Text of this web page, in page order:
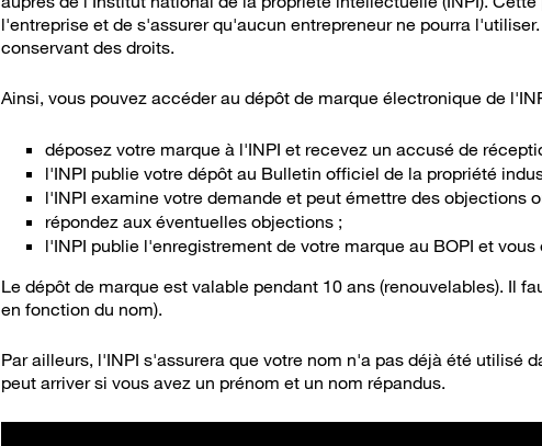
l'entreprise et de s'assurer qu'aucun entrepreneur ne pourra
conservant des droits.
Ainsi, vous pouvez accéder au dépôt de marque électronique de
déposez votre marque à l'INPI et recevez un accusé de
l'INPI publie votre dépôt au Bulletin officiel de la propriété
l'INPI examine votre demande et peut émettre des objections
répondez aux éventuelles objections ;
l'INPI publie l'enregistrement de votre marque au BOPI et
Le dépôt de marque est valable pendant 10 ans (renouvelables). Il
en fonction du nom).
Par ailleurs, l'INPI s'assurera que votre nom n'a pas déjà été utilisé
peut arriver si vous avez un prénom et un nom répandus.